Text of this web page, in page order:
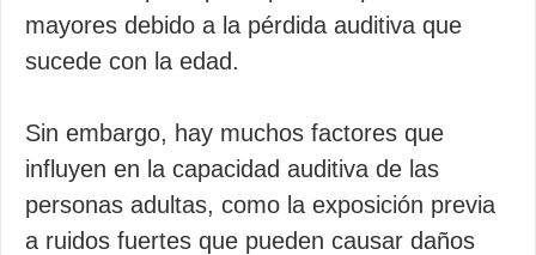
mayores debido a la pérdida auditiva que
sucede con la edad.
Sin embargo, hay muchos factores que
influyen en la capacidad auditiva de las
personas adultas, como la exposición previa
a ruidos fuertes que pueden causar daños